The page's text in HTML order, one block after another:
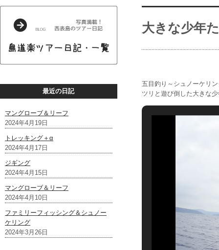
最近の日記
マングローブ＆リーフ
2024年4月19日
トレッキング＋α
2024年4月17日
ジギング
2024年4月15日
マングローブ＆リーフ
2024年4月10日
ファミリーフィッシング＆シュノー
ケリング
2024年3月26日
大きな少年
五目釣り～シュノーケリ
ツリと遊び倒した大きな